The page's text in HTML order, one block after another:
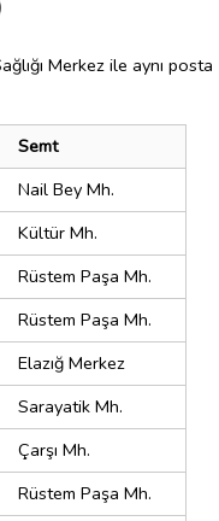
Merkez ile aynı posta
Semt
Nail Bey Mh.
Kültür Mh.
Rüstem Paşa Mh.
Rüstem Paşa Mh.
Elazığ Merkez
Sarayatik Mh.
Çarşı Mh.
Rüstem Paşa Mh.